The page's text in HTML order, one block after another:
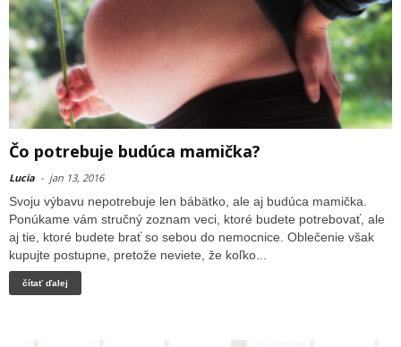
Čo potrebuje budúca mamička?
Lucia - jan 13, 2016
Svoju výbavu nepotrebuje len bábätko, ale aj budúca mamička.
Ponúkame vám stručný zoznam veci, ktoré budete potrebovať, ale
aj tie, ktoré budete brať so sebou do nemocnice. Oblečenie však
kupujte postupne, pretože neviete, že koľko...
čítať ďalej